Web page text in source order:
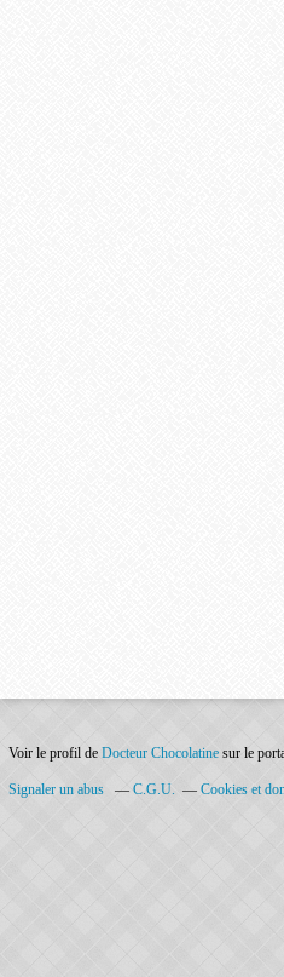
Voir le profil de Docteur Chocolatine sur le
Signaler un abus C.G.U. Cookies et